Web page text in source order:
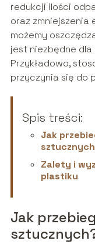
redukcji ilości
oraz zmniejszenia
możemy
jest niezbędne
Przykładowo,
przyczynia się do
Spis treści:
Jak
Zalety i
plastiku
Jak